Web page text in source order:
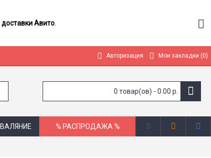
доставки Авито.
Авторизация Мои закладки (0)
0 товар(ов) - 0.00 р.
ВАЛЯНИЕ % РАСПРОДАЖА %